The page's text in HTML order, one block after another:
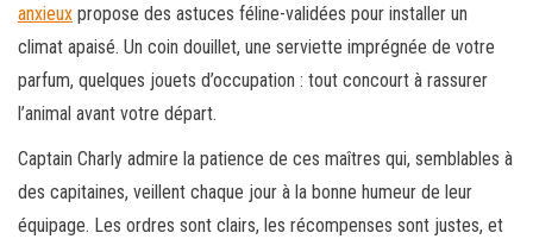
anxieux propose des astuces féline-validées pour installer un
climat apaisé. Un coin douillet, une serviette imprégnée de votre
parfum, quelques jouets d’occupation : tout concourt à rassurer
l’animal avant votre départ.
Captain Charly admire la patience de ces maîtres qui, semblables à
des capitaines, veillent chaque jour à la bonne humeur de leur
équipage. Les ordres sont clairs, les récompenses sont justes, et